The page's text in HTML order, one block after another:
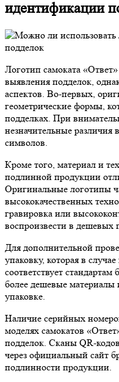
идентификации
Логотип самоката
выявления подделок,
аспектов. Во-первых,
геометрические формы,
подделках. При
незначительные
символов.
Кроме того, материал и
подлинной продукции
Оригинальные логотипы
высококачественных
гравировка или
воспроизвести в дешевых
Для дополнительной
упаковку, которая в
соответствует
более дешевые материалы
упаковке.
Наличие серийных
моделях самокатов
подделок. Сканы QR-
через официальный сайт
подлинности продукции.